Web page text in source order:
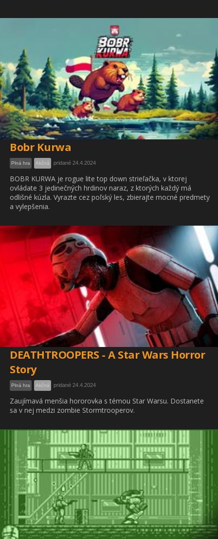
Bobr Kurwa
Plná hra Akčná pridané 24.4.2024
BOBR KURWA je rogue lite top down strieľačka, v ktorej
ovládate 3 jedinečných hrdinov naraz, z ktorých každý má
odlišné kúzla. Vyrazte cez poľský les, zbierajte mocné predmety
a vylepšenia.
DEATHTROOPERS - A Star Wars Horror
Story
Plná hra Akčná pridané 24.4.2024
Zaujímavá menšia hororovka s témou Star Warsu. Dostanete
sa v nej medzi zombie Stormtrooperov.